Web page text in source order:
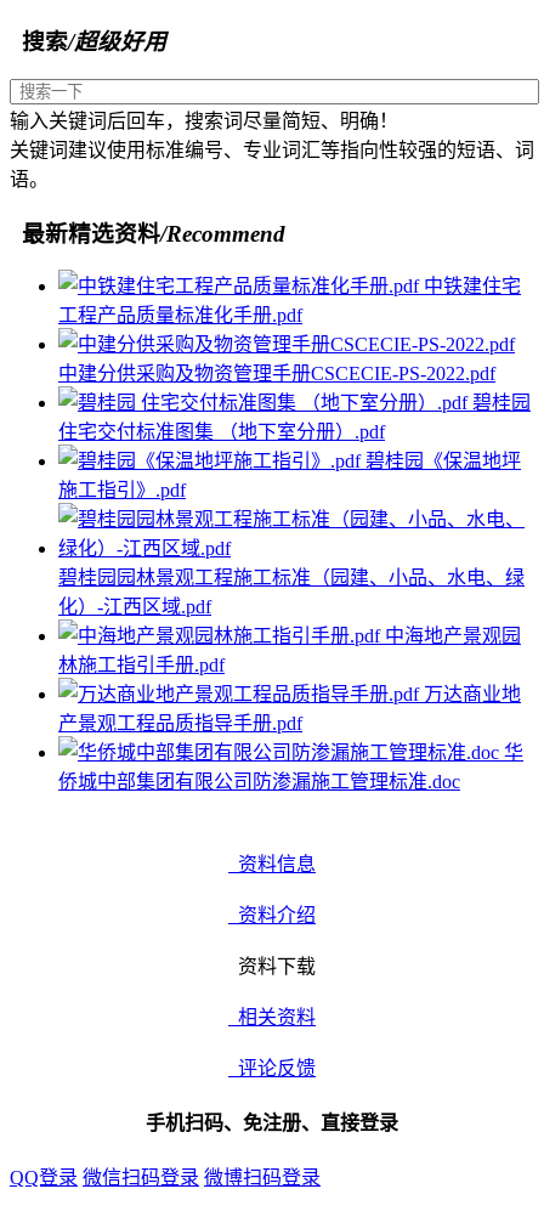
搜索/超级好用
输入关键词后回车，搜索词尽量简短、明确！
关键词建议使用标准编号、专业词汇等指向性较强的短语、词
语。
最新精选资料/Recommend
中铁建住宅
工程产品质量标准化手册.pdf
中建分供采购及物资管理手册CSCECIE-PS-2022.pdf
碧桂园
住宅交付标准图集 （地下室分册）.pdf
碧桂园《保温地坪
施工指引》.pdf
碧桂园园林景观工程施工标准（园建、小品、水电、绿
化）-江西区域.pdf
中海地产景观园
林施工指引手册.pdf
万达商业地
产景观工程品质指导手册.pdf
华
侨城中部集团有限公司防渗漏施工管理标准.doc
资料信息
资料介绍
资料下载
相关资料
评论反馈
手机扫码、免注册、直接登录
QQ登录 微信扫码登录 微博扫码登录